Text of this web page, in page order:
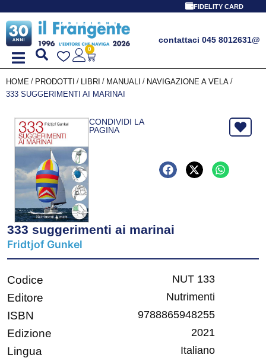
PROMO
FIDELITY CARD
contattaci 045 8012631@
0
HOME / PRODOTTI / LIBRI / MANUALI / NAVIGAZIONE A VELA /
333 SUGGERIMENTI AI MARINAI
CONDIVIDI LA
PAGINA
333 suggerimenti ai marinai
Fridtjof Gunkel
Codice NUT 133
Editore Nutrimenti
ISBN 9788865948255
Edizione 2021
Lingua Italiano